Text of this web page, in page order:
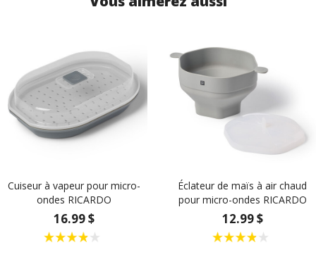
Cuiseur à vapeur pour micro-
ondes RICARDO
16.99 $
Éclateur de maïs à air chaud
pour micro-ondes RICARDO
12.99 $